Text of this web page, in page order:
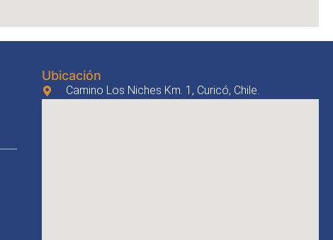
Ubicación
Camino Los Niches Km. 1, Curicó, Chile.